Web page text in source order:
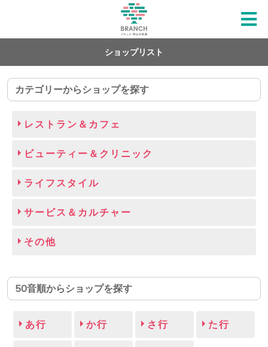
ショップリスト
カテゴリーからショップを探す
レストラン＆カフェ
ビューティー＆クリニック
ライフスタイル
サービス＆カルチャー
その他
50音順からショップを探す
あ行 か行 さ行 た行